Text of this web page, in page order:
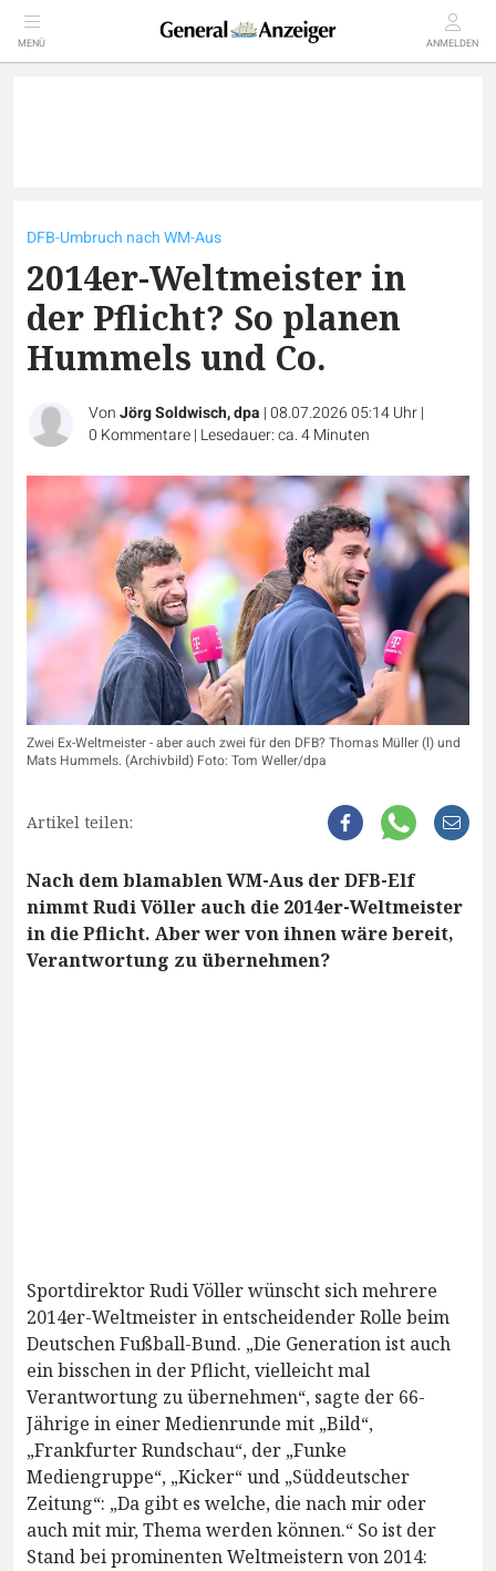
MENÜ ANMELDEN
DFB-Umbruch nach WM-Aus
2014er-Weltmeister in
der Pflicht? So planen
Hummels und Co.
VonJörg Soldwisch, dpa |08.07.2026 05:14 Uhr|
0 Kommentare| Lesedauer: ca. 4 Minuten
Zwei Ex-Weltmeister - aber auch zwei für den DFB? Thomas Müller (l) und
Mats Hummels. (Archivbild) Foto: Tom Weller/dpa
Artikel teilen:
Nach dem blamablen WM-Aus der DFB-Elf
nimmt Rudi Völler auch die 2014er-Weltmeister
in die Pflicht. Aber wer von ihnen wäre bereit,
Verantwortung zu übernehmen?
Sportdirektor Rudi Völler wünscht sich mehrere
2014er-Weltmeister in entscheidender Rolle beim
Deutschen Fußball-Bund. „Die Generation ist auch
ein bisschen in der Pflicht, vielleicht mal
Verantwortung zu übernehmen“, sagte der 66-
Jährige in einer Medienrunde mit „Bild“,
„Frankfurter Rundschau“, der „Funke
Mediengruppe“, „Kicker“ und „Süddeutscher
Zeitung“: „Da gibt es welche, die nach mir oder
auch mit mir, Thema werden können.“ So ist der
Stand bei prominenten Weltmeistern von 2014: